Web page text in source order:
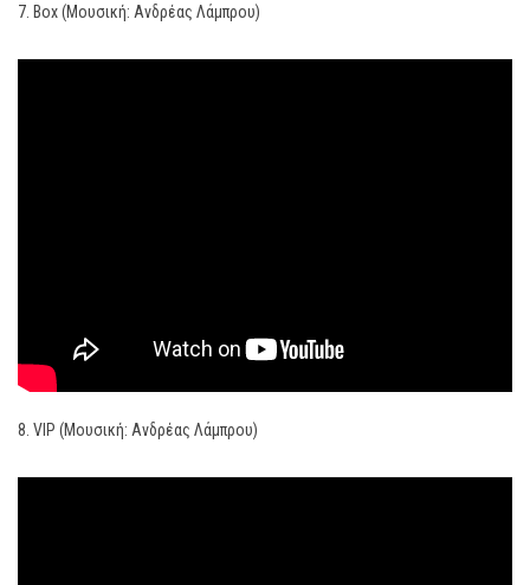
7. Box (Μουσική: Ανδρέας Λάμπρου)
8. VIP (Μουσική: Ανδρέας Λάμπρου)